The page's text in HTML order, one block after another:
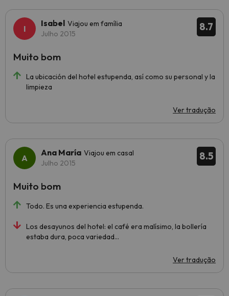
8.7
Isabel Viajou em família
Julho 2015
La ubicación del hotel estupenda, así como su personal y la
limpieza
Ver tradução
Muito bom
8.5
Ana María Viajou em casal
Julho 2015
Todo. Es una experiencia estupenda.
Los desayunos del hotel: el café era malísimo, la bollería
estaba dura, poca variedad...
Ver tradução
Muito bom